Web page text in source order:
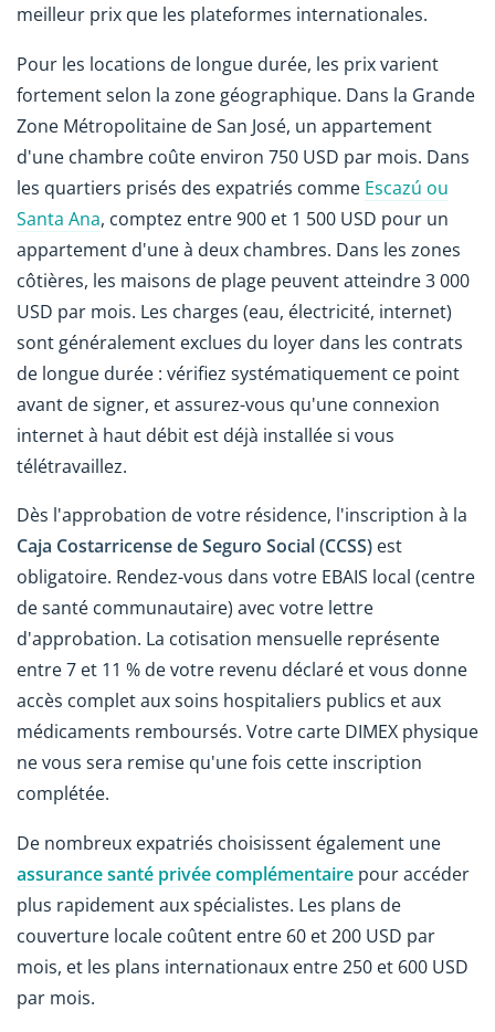
meilleur prix que les plateformes internationales.
Pour les locations de longue durée, les prix varient
fortement selon la zone géographique. Dans la Grande
Zone Métropolitaine de San José, un appartement
d'une chambre coûte environ 750 USD par mois. Dans
les quartiers prisés des expatriés comme Escazú ou
Santa Ana, comptez entre 900 et 1 500 USD pour un
appartement d'une à deux chambres. Dans les zones
côtières, les maisons de plage peuvent atteindre 3 000
USD par mois. Les charges (eau, électricité, internet)
sont généralement exclues du loyer dans les contrats
de longue durée : vérifiez systématiquement ce point
avant de signer, et assurez-vous qu'une connexion
internet à haut débit est déjà installée si vous
télétravaillez.
Dès l'approbation de votre résidence, l'inscription à la
Caja Costarricense de Seguro Social (CCSS) est
obligatoire. Rendez-vous dans votre EBAIS local (centre
de santé communautaire) avec votre lettre
d'approbation. La cotisation mensuelle représente
entre 7 et 11 % de votre revenu déclaré et vous donne
accès complet aux soins hospitaliers publics et aux
médicaments remboursés. Votre carte DIMEX physique
ne vous sera remise qu'une fois cette inscription
complétée.
De nombreux expatriés choisissent également une
assurance santé privée complémentaire pour accéder
plus rapidement aux spécialistes. Les plans de
couverture locale coûtent entre 60 et 200 USD par
mois, et les plans internationaux entre 250 et 600 USD
par mois.